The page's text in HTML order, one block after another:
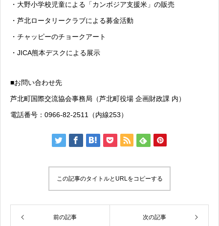
・大野小学校児童による「カンボジア支援米」の販売
・芦北ロータリークラブによる募金活動
・チャッピーのチョークアート
・JICA熊本デスクによる展示
■お問い合わせ先
芦北町国際交流協会事務局（芦北町役場 企画財政課 内）
電話番号：0966-82-2511（内線253）
この記事のタイトルとURLをコピーする
前の記事 次の記事